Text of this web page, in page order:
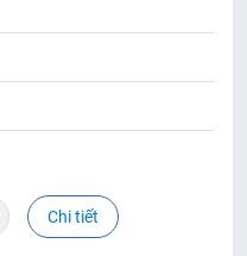
Chi tiết